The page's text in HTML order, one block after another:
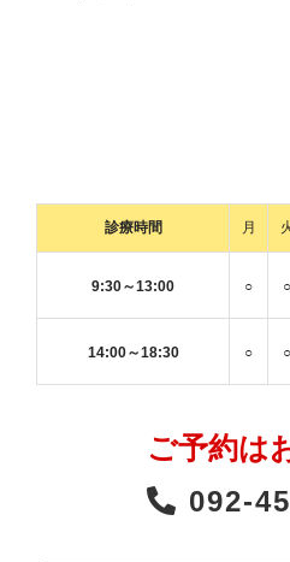
診療時間 月
9:30～13:00 ○ ○
14:00～18:30 ○ ○
ご予約は
092-